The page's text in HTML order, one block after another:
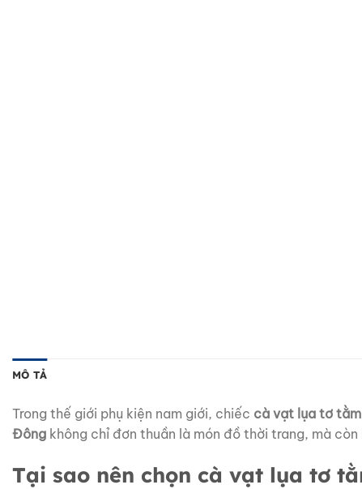
MÔ TẢ
Trong thế giới phụ kiện nam giới, chiếc cà vạt lụa tơ tằm
Đông không chỉ đơn thuần là món đồ thời trang, mà
Tại sao nên chọn cà vạt lụa tơ